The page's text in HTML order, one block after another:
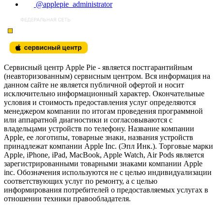
@applepie_administrator
Сервисный центр Apple Pie - является постгарантийным
(неавторизованным) сервисным центром. Вся информация на
данном сайте не является публичной офертой и носит
исключительно информационный характер. Окончательные
условия и стоимость предоставления услуг определяются
менеджером компании по итогам проведения программной
или аппаратной диагностики и согласовываются с
владельцами устройств по телефону. Название компании
Apple, ее логотипы, товарные знаки, названия устройств
принадлежат компании Apple Inc. (Эпл Инк.). Торговые марки
Apple, iPhone, iPad, MacBook, Apple Watch, Air Pods является
зарегистрированными товарными знаками компании Apple
inc. Обозначения используются не с целью индивидуализации
соответствующих услуг по ремонту, а с целью
информирования потребителей о предоставляемых услугах в
отношении техники правообладателя.